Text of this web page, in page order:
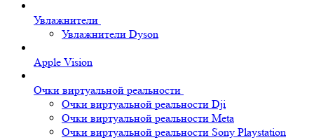
Увлажнители
Увлажнители Dyson
Apple Vision
Очки виртуальной реальности
Очки виртуальной реальности Dji
Очки виртуальной реальности Meta
Очки виртуальной реальности Sony Playstation